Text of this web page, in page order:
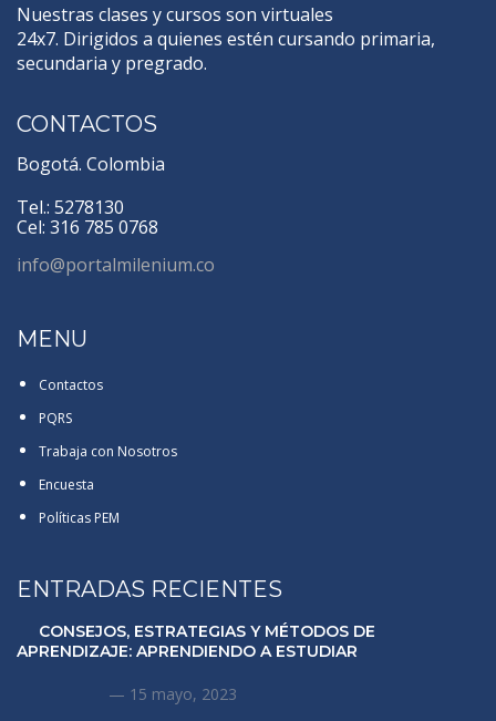
Nuestras clases y cursos son virtuales
24x7. Dirigidos a quienes estén cursando primaria,
secundaria y pregrado.
CONTACTOS
Bogotá. Colombia
Tel.: 5278130
Cel: 316 785 0768
info@portalmilenium.co
MENU
Contactos
PQRS
Trabaja con Nosotros
Encuesta
Políticas PEM
ENTRADAS RECIENTES
CONSEJOS, ESTRATEGIAS Y MÉTODOS DE
APRENDIZAJE: APRENDIENDO A ESTUDIAR
15 mayo, 2023